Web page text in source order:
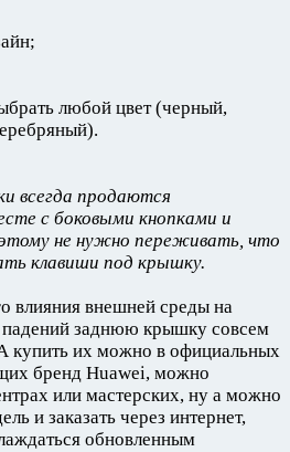
любой цвет (черный,
всегда продаются
с боковыми кнопками и
не нужно переживать, что
клавиши под крышку.
влияния внешней среды на
заднюю крышку совсем
купить их можно в официальных
бренд Huawei, можно
или мастерских, ну а можно
и заказать через интернет,
обновленным